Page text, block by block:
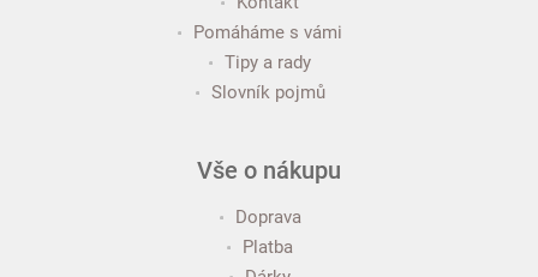
Pomáháme s vámi
Tipy a rady
Slovník pojmů
Vše o nákupu
Doprava
Platba